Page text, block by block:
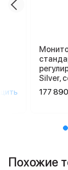
Silver,
177
Похожие